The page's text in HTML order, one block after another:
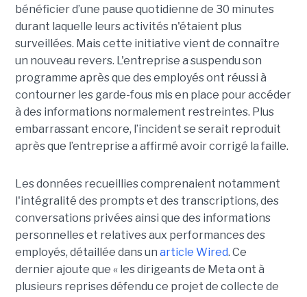
bénéficier d’une pause quotidienne de 30 minutes
durant laquelle leurs activités n'étaient plus
surveillées. Mais cette initiative vient de connaître
un nouveau revers. L'entreprise a suspendu son
programme après que des employés ont réussi à
contourner les garde-fous mis en place pour accéder
à des informations normalement restreintes. Plus
embarrassant encore, l’incident se serait reproduit
après que l’entreprise a affirmé avoir corrigé la faille.
Les données recueillies comprenaient notamment
l'intégralité des prompts et des transcriptions, des
conversations privées ainsi que des informations
personnelles et relatives aux performances des
employés, détaillée dans un article Wired. Ce
dernier ajoute que « les dirigeants de Meta ont à
plusieurs reprises défendu ce projet de collecte de